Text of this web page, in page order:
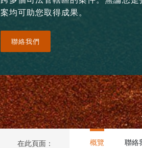
案均可助您取得成果。
聯絡我們
在此頁面： 概覽 聯絡